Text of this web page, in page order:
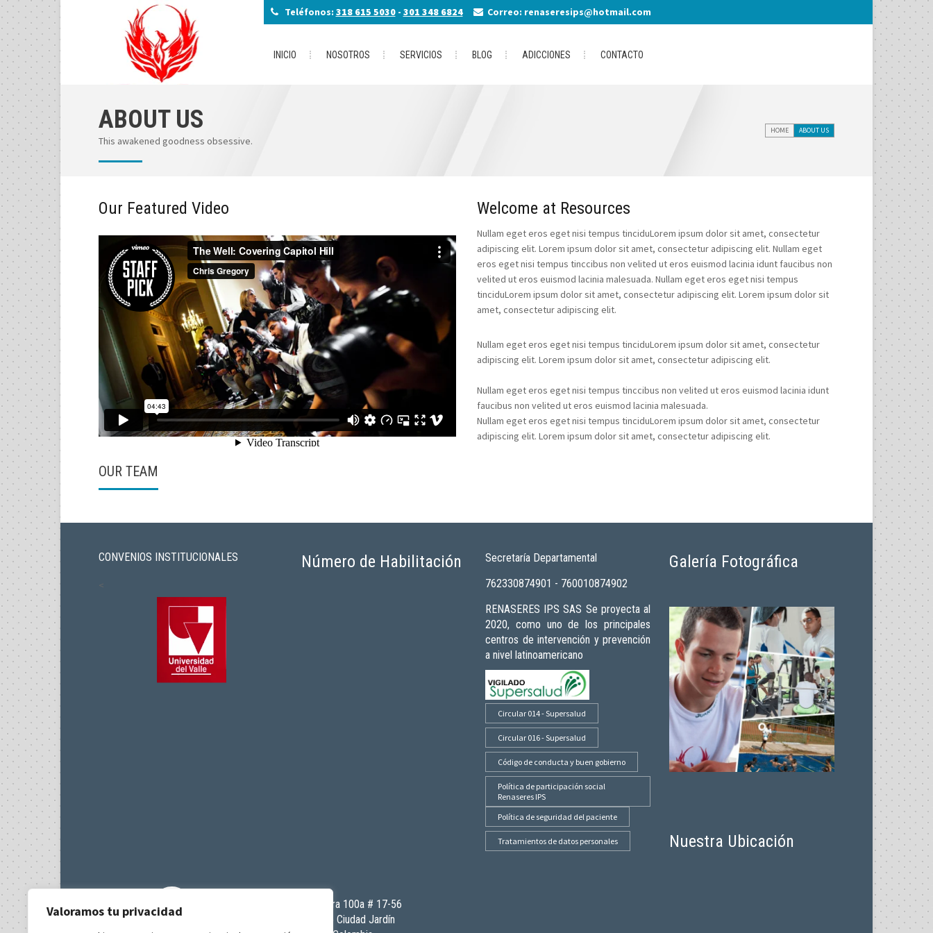
Valoramos tu privacidad
Teléfonos: 318 615 5030- 301 348 6824 Correo: renaseresips@hotmail.com
INICIO NOSOTROS SERVICIOS BLOG ADICCIONES CONTACTO
ABOUT US
This awakened goodness obsessive.
HOME ABOUT US
Our Featured Video Welcome at Resources
Nullam eget eros eget nisi tempus tinciduLorem ipsum dolor sit amet, consectetur
adipiscing elit. Lorem ipsum dolor sit amet, consectetur adipiscing elit. Nullam eget
eros eget nisi tempus tinccibus non velited ut eros euismod lacinia idunt faucibus non
velited ut eros euismod lacinia malesuada. Nullam eget eros eget nisi tempus
tinciduLorem ipsum dolor sit amet, consectetur adipiscing elit. Lorem ipsum dolor sit
amet, consectetur adipiscing elit.
Nullam eget eros eget nisi tempus tinciduLorem ipsum dolor sit amet, consectetur
adipiscing elit. Lorem ipsum dolor sit amet, consectetur adipiscing elit.
Nullam eget eros eget nisi tempus tinccibus non velited ut eros euismod lacinia idunt
faucibus non velited ut eros euismod lacinia malesuada.
Nullam eget eros eget nisi tempus tinciduLorem ipsum dolor sit amet, consectetur
adipiscing elit. Lorem ipsum dolor sit amet, consectetur adipiscing elit.
OUR TEAM
CONVENIOS INSTITUCIONALES
<
Número de Habilitación
Secretaría Departamental
762330874901 - 760010874902
RENASERES IPS SAS Se proyecta al
2020, como uno de los principales
centros de intervención y prevención
a nivel latinoamericano
Circular 014 - Supersalud
Circular 016 - Supersalud
Código de conducta y buen gobierno
Política de participación social
Renaseres IPS
Política de seguridad del paciente
Tratamientos de datos personales
Galería Fotográfica
Nuestra Ubicación
Carrera 100a # 17-56
Barrio Ciudad Jardín